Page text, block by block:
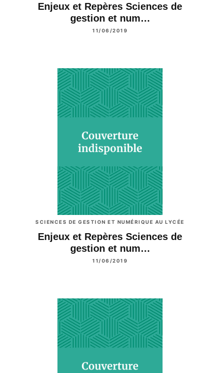
Enjeux et Repères Sciences de
gestion et num…
11/06/2019
SCIENCES DE GESTION ET NUMÉRIQUE AU LYCÉE
Enjeux et Repères Sciences de
gestion et num…
11/06/2019